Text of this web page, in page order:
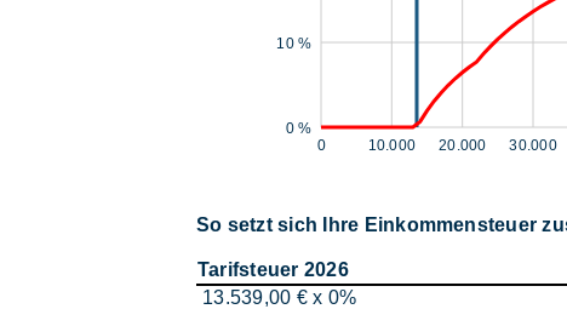
0 %
10 %
0 10.000 20.000 30.000
So setzt sich Ihre Einkommensteuer
Tarifsteuer 2026
13.539,00 € x 0%